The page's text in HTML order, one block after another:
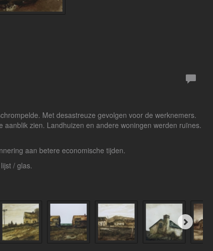
Met desastreuze gevolgen voor de werknemers.
zien. Landhuizen en andere woningen werden ruïnes.
aan betere economische tijden.
/ glas.